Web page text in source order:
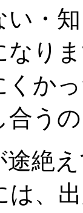
い・
り
くか
合う
絶
は、